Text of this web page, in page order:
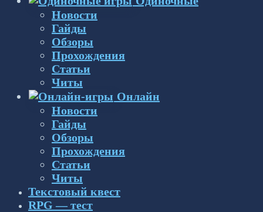
Новости
Гайды
Обзоры
Прохождения
Статьи
Читы
Онлайн
Новости
Гайды
Обзоры
Прохождения
Статьи
Читы
Текстовый квест
RPG — тест